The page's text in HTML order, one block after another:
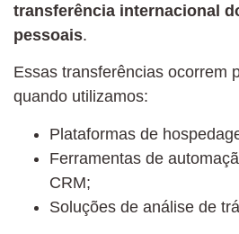
transferência internacional
pessoais.
Essas transferências ocorrem
quando utilizamos:
Plataformas de
Ferramentas de
CRM;
Soluções de análise de